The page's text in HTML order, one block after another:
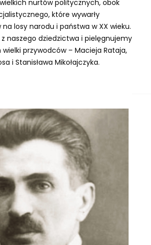
nurtów politycznych, obok
które wywarły
na losy narodu i państwa w XX wieku.
naszego dziedzictwa i pielęgnujemy
przywodców – Macieja Rataja,
i Stanisława Mikołajczyka.